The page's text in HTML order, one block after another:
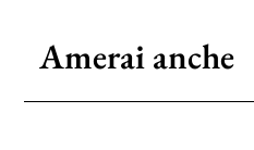
Amerai anche